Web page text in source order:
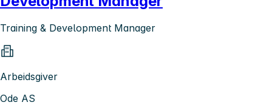
Training & Development Manager
Arbeidsgiver
Ode AS